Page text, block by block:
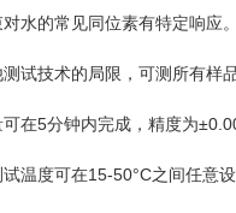
的常见同位素有特定响应。
技术的局限，可测所有样品
5分钟内完成，精度为
度可在15-50°C之间任意设